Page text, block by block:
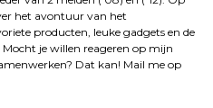
het avontuur van het
producten, leuke gadgets en de
je willen reageren op mijn
Dat kan! Mail me op